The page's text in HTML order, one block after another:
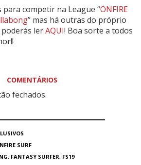
para competir na League “ONFIRE
” mas há outras do próprio
lerAQUI! Boa sorte a todos
COMENTÁRIOS
fechados.
SURF
, FANTASY SURFER, FS19